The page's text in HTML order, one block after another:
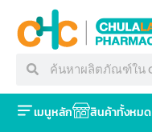
เมนูหลัก สินค้าทั้งหมด